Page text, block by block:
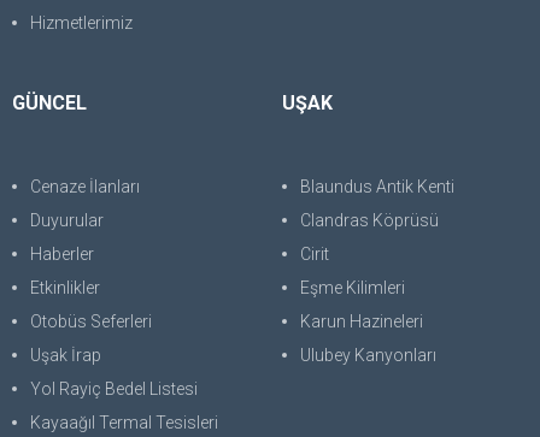
Hizmetlerimiz
GÜNCEL
Cenaze İlanları
Duyurular
Haberler
Etkinlikler
Otobüs Seferleri
Uşak İrap
Yol Rayiç Bedel Listesi
Kayaağıl Termal Tesisleri
UŞAK
Blaundus Antik Kenti
Clandras Köprüsü
Cirit
Eşme Kilimleri
Karun Hazineleri
Ulubey Kanyonları